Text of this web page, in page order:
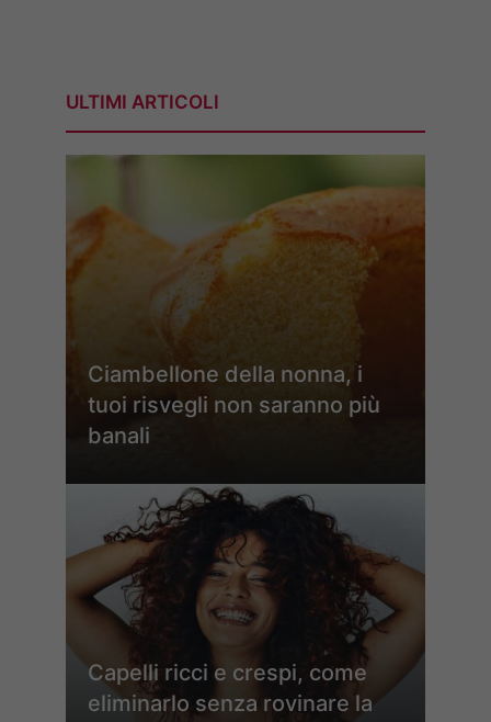
ULTIMI ARTICOLI
Ciambellone della nonna, i
tuoi risvegli non saranno più
banali
Capelli ricci e crespi, come
eliminarlo senza rovinare la